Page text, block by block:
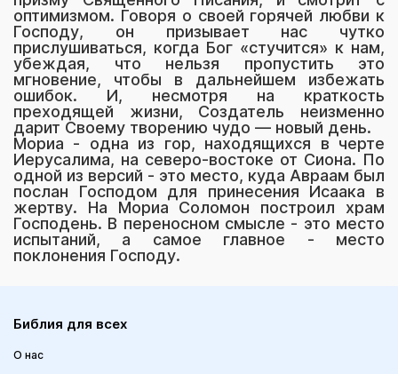
оптимизмом. Говоря о своей горячей любви к
Господу, он призывает нас чутко
прислушиваться, когда Бог «стучится» к нам,
убеждая, что нельзя пропустить это
мгновение, чтобы в дальнейшем избежать
ошибок. И, несмотря на краткость
преходящей жизни, Создатель неизменно
дарит Своему творению чудо — новый день.
Мориа - одна из гор, находящихся в черте
Иерусалима, на северо-востоке от Сиона. По
одной из версий - это место, куда Авраам был
послан Господом для принесения Исаака в
жертву. На Мориа Соломон построил храм
Господень. В переносном смысле - это место
испытаний, а самое главное - место
поклонения Господу.
Библия для всех
О нас